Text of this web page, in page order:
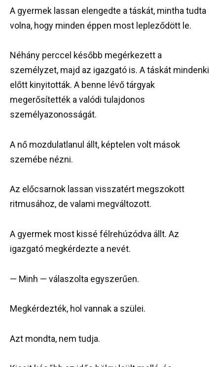
A gyermek lassan elengedte a táskát, mintha tudta
volna, hogy minden éppen most lepleződött le.
Néhány perccel később megérkezett a
személyzet, majd az igazgató is. A táskát mindenki
előtt kinyitották. A benne lévő tárgyak
megerősítették a valódi tulajdonos
személyazonosságát.
A nő mozdulatlanul állt, képtelen volt mások
szemébe nézni.
Az előcsarnok lassan visszatért megszokott
ritmusához, de valami megváltozott.
A gyermek most kissé félrehúzódva állt. Az
igazgató megkérdezte a nevét.
— Minh — válaszolta egyszerűen.
Megkérdezték, hol vannak a szülei.
Azt mondta, nem tudja.